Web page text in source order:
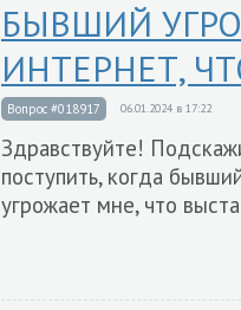
БЫВШИЙ
ИНТЕРНЕТ,
Вопрос #018917 06.01.2024 в 17:22
Здравствуйте!
поступить, когда
угрожает мне, что